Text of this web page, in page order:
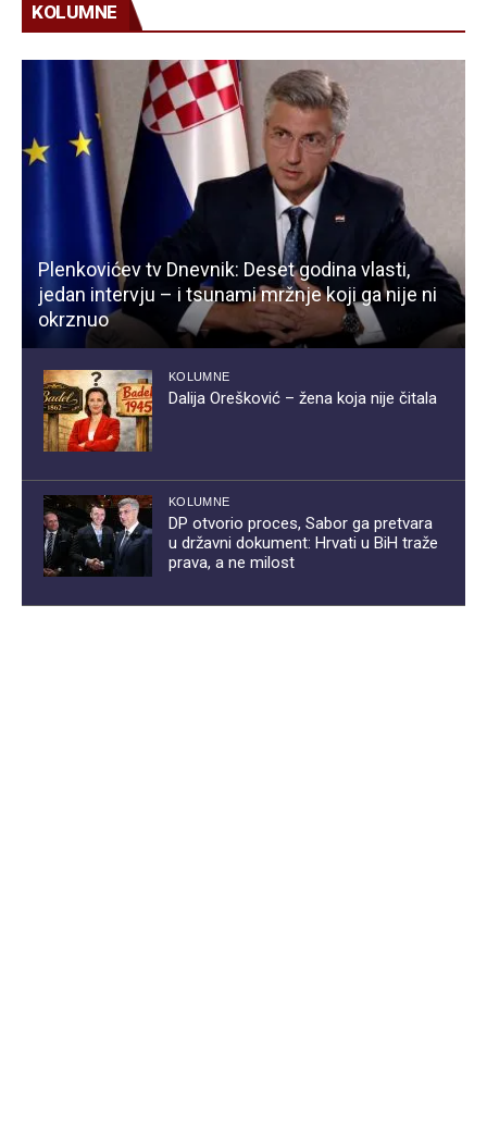
KOLUMNE
Plenkovićev tv Dnevnik: Deset godina vlasti,
jedan intervju – i tsunami mržnje koji ga nije ni
okrznuo
KOLUMNE
Dalija Orešković – žena koja nije čitala
KOLUMNE
DP otvorio proces, Sabor ga pretvara
u državni dokument: Hrvati u BiH traže
prava, a ne milost